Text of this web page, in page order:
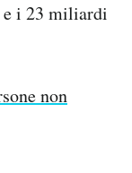
e i 23 miliardi
non